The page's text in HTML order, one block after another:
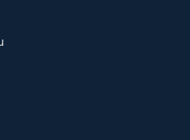
hợp không có két sắt
Két sắt Liberty